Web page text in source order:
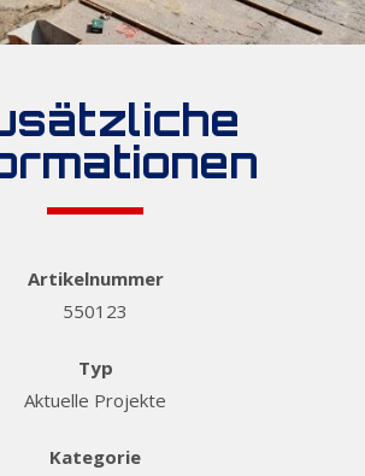
Artikelnummer
550123
Typ
Aktuelle Projekte
Kategorie